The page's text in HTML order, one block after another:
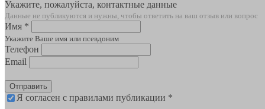
Укажите, пожалуйста, контактные данные
Данные не публикуются и нужны, чтобы ответить на ваш отзыв или вопрос
Имя *
Укажите Ваше имя или псевдоним
Телефон
Email
Отправить
Я согласен с правилами публикации *